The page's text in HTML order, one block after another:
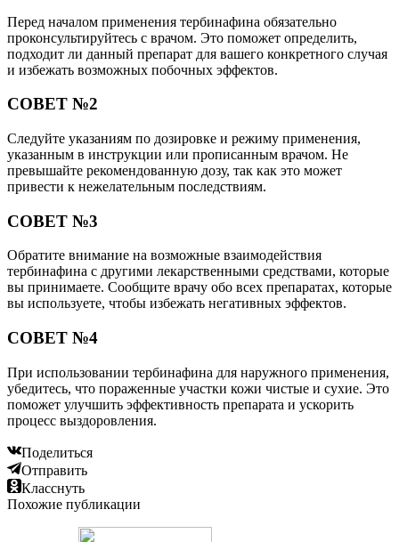
Перед началом применения тербинафина обязательно
проконсультируйтесь с врачом. Это поможет определить,
подходит ли данный препарат для вашего конкретного случая
и избежать возможных побочных эффектов.
СОВЕТ №2
Следуйте указаниям по дозировке и режиму применения,
указанным в инструкции или прописанным врачом. Не
превышайте рекомендованную дозу, так как это может
привести к нежелательным последствиям.
СОВЕТ №3
Обратите внимание на возможные взаимодействия
тербинафина с другими лекарственными средствами, которые
вы принимаете. Сообщите врачу обо всех препаратах, которые
вы используете, чтобы избежать негативных эффектов.
СОВЕТ №4
При использовании тербинафина для наружного применения,
убедитесь, что пораженные участки кожи чистые и сухие. Это
поможет улучшить эффективность препарата и ускорить
процесс выздоровления.
Поделиться
Отправить
Класснуть
Похожие публикации